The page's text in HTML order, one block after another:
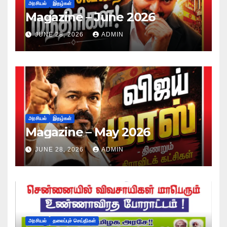
அரசியல் இதழ்கள்
Magazine – June 2026
JUNE 28, 2026 ADMIN
அரசியல் இதழ்கள்
Magazine – May 2026
JUNE 28, 2026 ADMIN
அரசியல் தலைப்புச் செய்திகள்